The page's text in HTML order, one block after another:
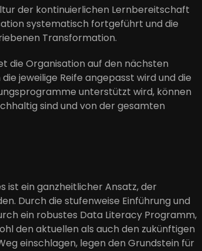
der kontinuierlichen Lernbereitschaft
systematisch fortgeführt und die
Transformation.
die Organisation auf den nächsten
jeweilige Reife angepasst wird und die
unterstützt wird, können
sind und von der gesamten
ist ein ganzheitlicher Ansatz, der
Durch die stufenweise Einführung und
ein robustes Data Literacy Programm,
den aktuellen als auch den zukünftigen
einschlagen, legen den Grundstein für